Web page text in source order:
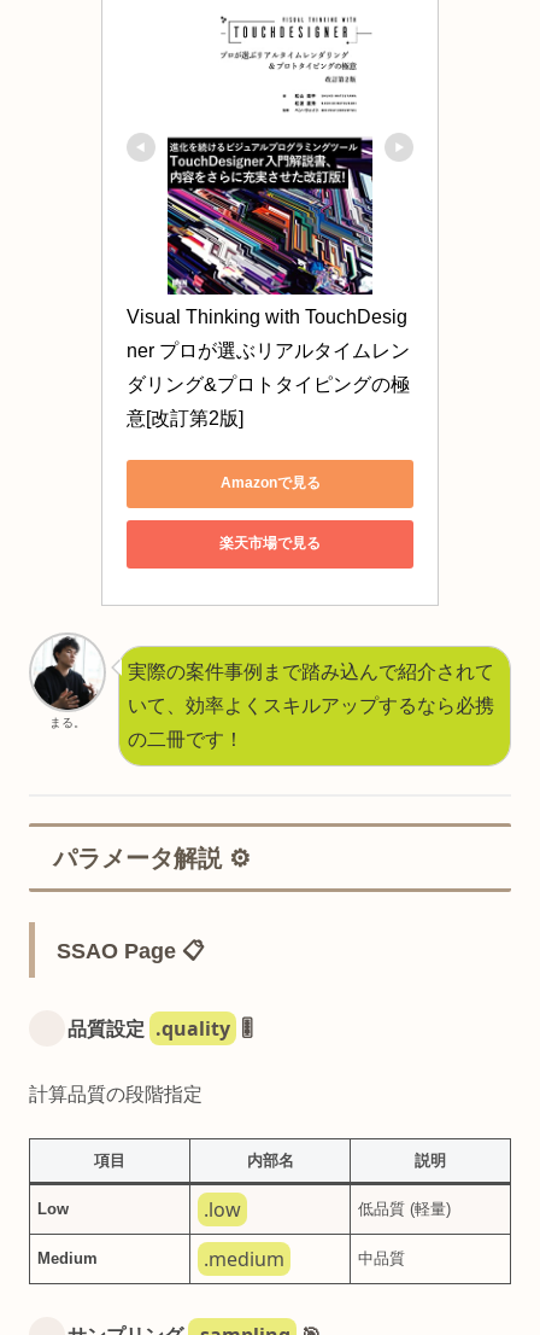
Visual Thinking with TouchDesig
ner プロが選ぶリアルタイムレン
ダリング&プロトタイピングの極
意[改訂第2版]
Amazonで見る
楽天市場で見る
まる。
実際の案件事例まで踏み込んで紹介されて
いて、効率よくスキルアップするなら必携
の二冊です！
パラメータ解説 ⚙️
SSAO Page 📋
品質設定 .quality 🎚️
計算品質の段階指定
項目 内部名 説明
Low .low 低品質 (軽量)
Medium .medium 中品質